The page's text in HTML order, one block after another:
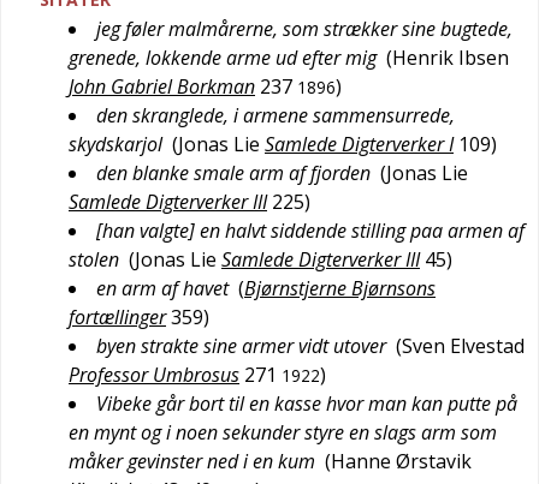
jeg føler malmårerne, som strækker sine bugtede,
grenede, lokkende arme ud efter mig (Henrik Ibsen
John Gabriel Borkman 237 1896)
den skranglede, i armene sammensurrede,
skydskarjol (Jonas Lie Samlede Digterverker I 109)
den blanke smale arm af fjorden (Jonas Lie
Samlede Digterverker III 225)
[han valgte] en halvt siddende stilling paa armen af
stolen (Jonas Lie Samlede Digterverker III 45)
en arm af havet (Bjørnstjerne Bjørnsons
fortællinger359)
byen strakte sine armer vidt utover (Sven Elvestad
Professor Umbrosus 271 1922)
Vibeke går bort til en kasse hvor man kan putte på
en mynt og i noen sekunder styre en slags arm som
måker gevinster ned i en kum (Hanne Ørstavik